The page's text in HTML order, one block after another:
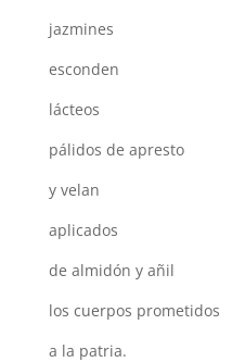
jazmines
esconden
lácteos
pálidos de apresto
y velan
aplicados
de almidón y añil
los cuerpos prometidos
a la patria.